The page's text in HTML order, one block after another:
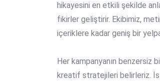
hikayesini en etkili şekilde
fikirler geliştirir. Ekibimiz,
içeriklere kadar geniş bir
Her kampanyanın benzersiz
kreatif stratejileri belirleriz.